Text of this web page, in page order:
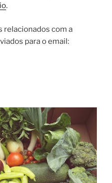
.
relacionados com a
para o email: